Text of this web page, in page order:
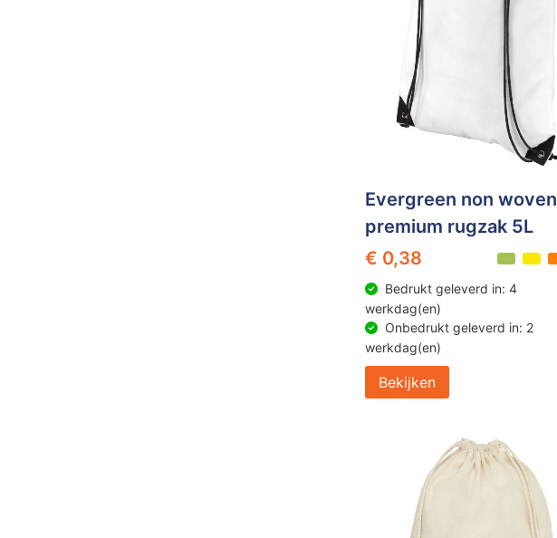
Evergreen non woven
premium rugzak 5L
€ 0,38
Bedrukt geleverd in: 4
werkdag(en)
Onbedrukt geleverd in: 2
werkdag(en)
Bekijken